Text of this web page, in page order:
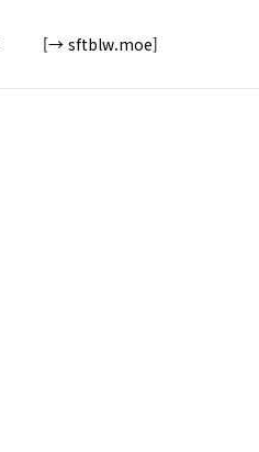
[→ sftblw.moe]